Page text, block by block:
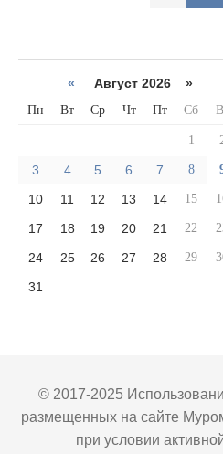
« Август 2026 »
Пн Вт Ср Чт Пт Сб
1
3 4 5 6 7 8
10 11 12 13 14 15
17 18 19 20 21 22
24 25 26 27 28 29
31
© 2017-2025
размещенных на сайте
при условии